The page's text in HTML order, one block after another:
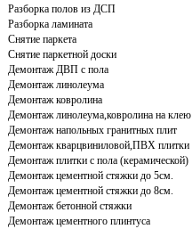
Разборка полов из ДСП
Разборка ламината
Снятие паркета
Снятие паркетной доски
Демонтаж ДВП с пола
Демонтаж линолеума
Демонтаж ковролина
Демонтаж линолеума,ковролина на клею
Демонтаж напольных гранитных плит
Демонтаж кварцвиниловой,ПВХ плитки
Демонтаж плитки с пола (керамической)
Демонтаж цементной стяжки до 5см.
Демонтаж цементной стяжки до 8см.
Демонтаж бетонной стяжки
Демонтаж цементного плинтуса